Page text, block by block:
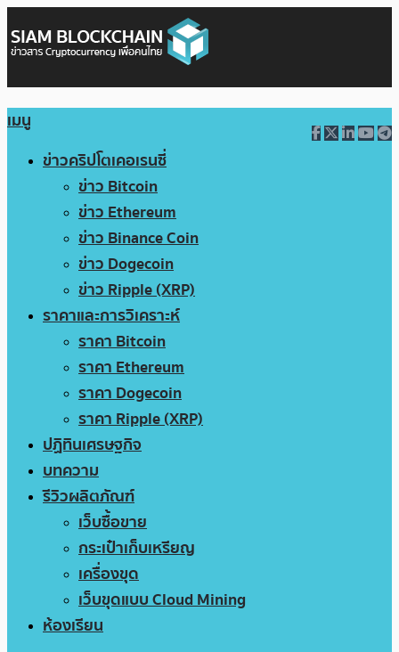
เมนู
ข่าวคริปโตเคอเรนซี่
ข่าว Bitcoin
ข่าว Ethereum
ข่าว Binance Coin
ข่าว Dogecoin
ข่าว Ripple (XRP)
ราคาและการวิเคราะห์
ราคา Bitcoin
ราคา Ethereum
ราคา Dogecoin
ราคา Ripple (XRP)
ปฏิทินเศรษฐกิจ
บทความ
รีวิวผลิตภัณฑ์
เว็บซื้อขาย
กระเป๋าเก็บเหรียญ
เครื่องขุด
เว็บขุดแบบ Cloud Mining
ห้องเรียน